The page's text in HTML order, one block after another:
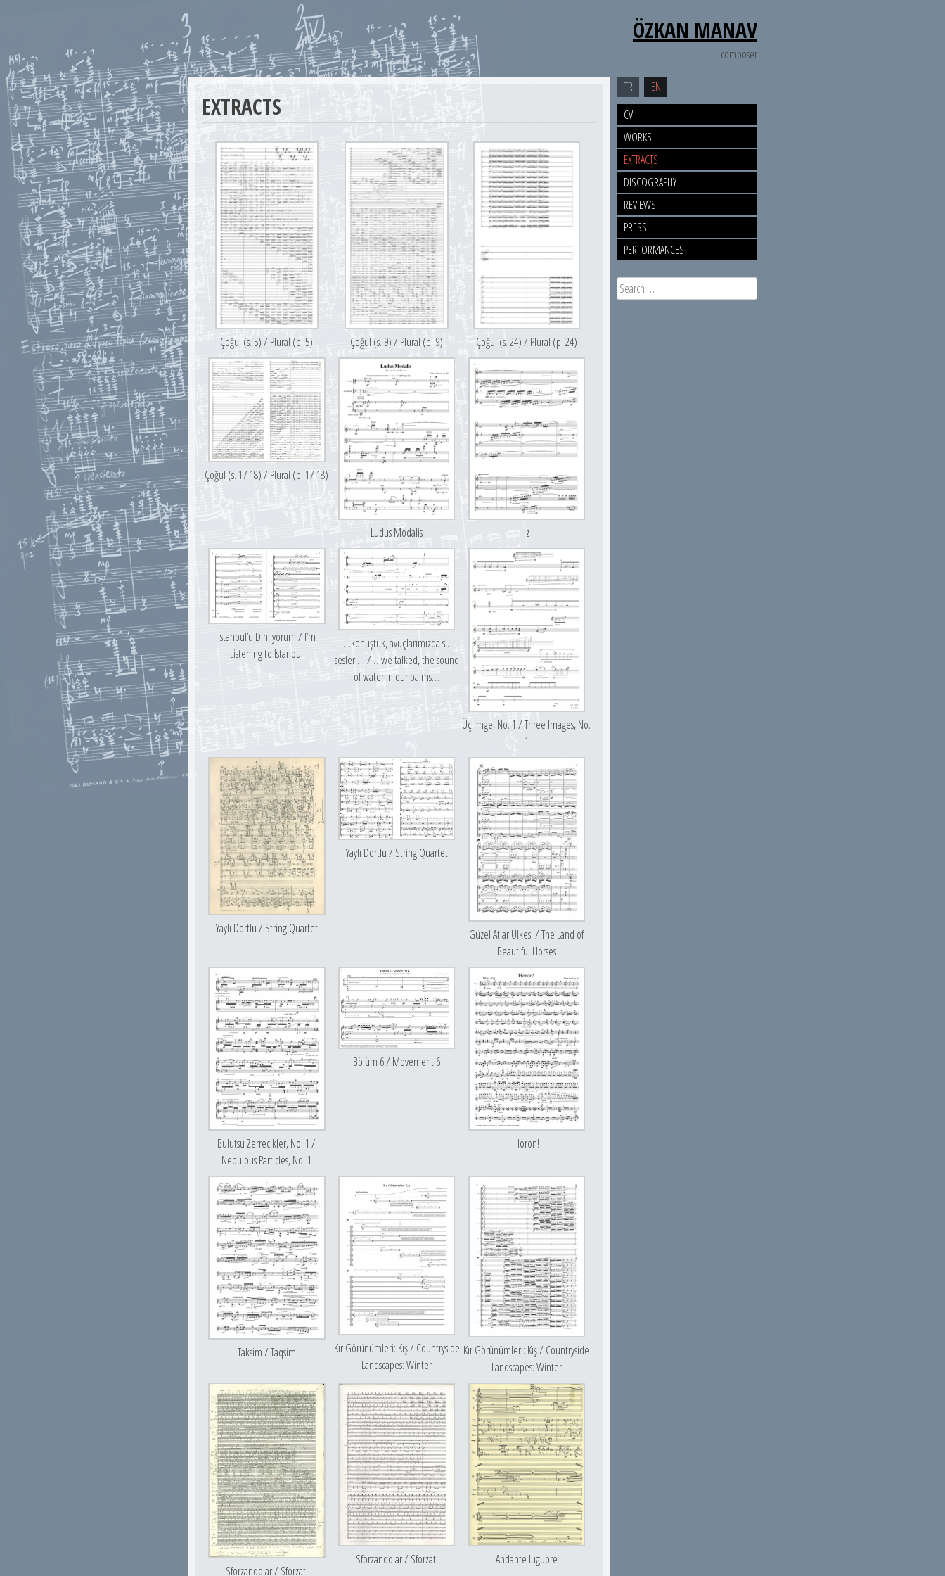
ÖZKAN MANAV
composer
EXTRACTS
Çoğul (s. 5) / Plural (p. 5) Çoğul (s. 9) / Plural (p. 9) Çoğul (s. 24) / Plural (p. 24)
Çoğul (s. 17-18) / Plural (p. 17-18)
Ludus Modalis iz
İstanbul’u Dinliyorum / I’m
Listening to Istanbul
…konuştuk, avuçlarımızda su
sesleri… / …we talked, the sound
of water in our palms…
Üç İmge, No. 1 / Three Images, No.
1
Yaylı Dörtlü / String Quartet
Yaylı Dörtlü / String Quartet
Güzel Atlar Ülkesi / The Land of
Beautiful Horses
Bulutsu Zerrecikler, No. 1 /
Nebulous Particles, No. 1
Bölüm 6 / Movement 6
Horon!
Taksim / Taqsim
Kır Görünümleri: Kış / Countryside
Landscapes: Winter
Kır Görünümleri: Kış / Countryside
Landscapes: Winter
Sforzandolar / Sforzati
Sforzandolar / Sforzati Andante lugubre
TR
EN
CV
WORKS
EXTRACTS
DISCOGRAPHY
REVIEWS
PRESS
PERFORMANCES
Search
for: